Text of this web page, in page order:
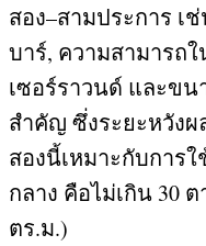
สอง–สามประการ เ
บาร์, ความสามารถใ
เซอร์ราวนด์ และข
สำคัญ ซึ่งระยะหวัง
สองนี้เหมาะกับการ
กลาง คือไม่เกิน 30 ต
ตร.ม.)